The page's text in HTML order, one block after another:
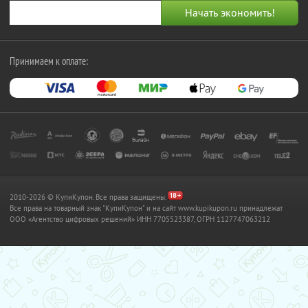
Принимаем к оплате:
2010-2026 © КупиКупон. Все права защищены.
Все права на товарный знак "КупиКупон" и на сайт www.kupikupon.ru принадлежат
OOO «Агентство цифровых решений» ИНН 7705523387, ОГРН 1127747063212